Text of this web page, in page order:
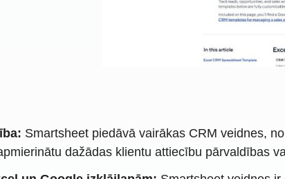
Smartsheet piedāvā vairākas CRM veidnes,
dažādas klientu attiecību pārvaldības